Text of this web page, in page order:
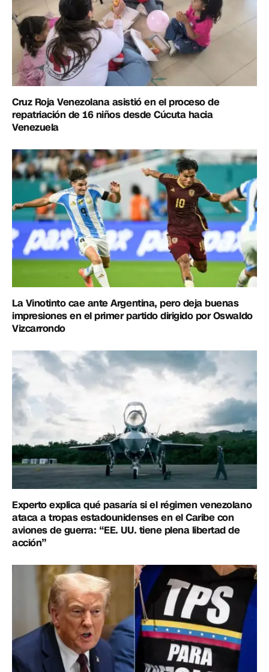
Cruz Roja Venezolana asistió en el proceso de
repatriación de 16 niños desde Cúcuta hacia
Venezuela
La Vinotinto cae ante Argentina, pero deja buenas
impresiones en el primer partido dirigido por Oswaldo
Vizcarrondo
Experto explica qué pasaría si el régimen venezolano
ataca a tropas estadounidenses en el Caribe con
aviones de guerra: “EE. UU. tiene plena libertad de
acción”